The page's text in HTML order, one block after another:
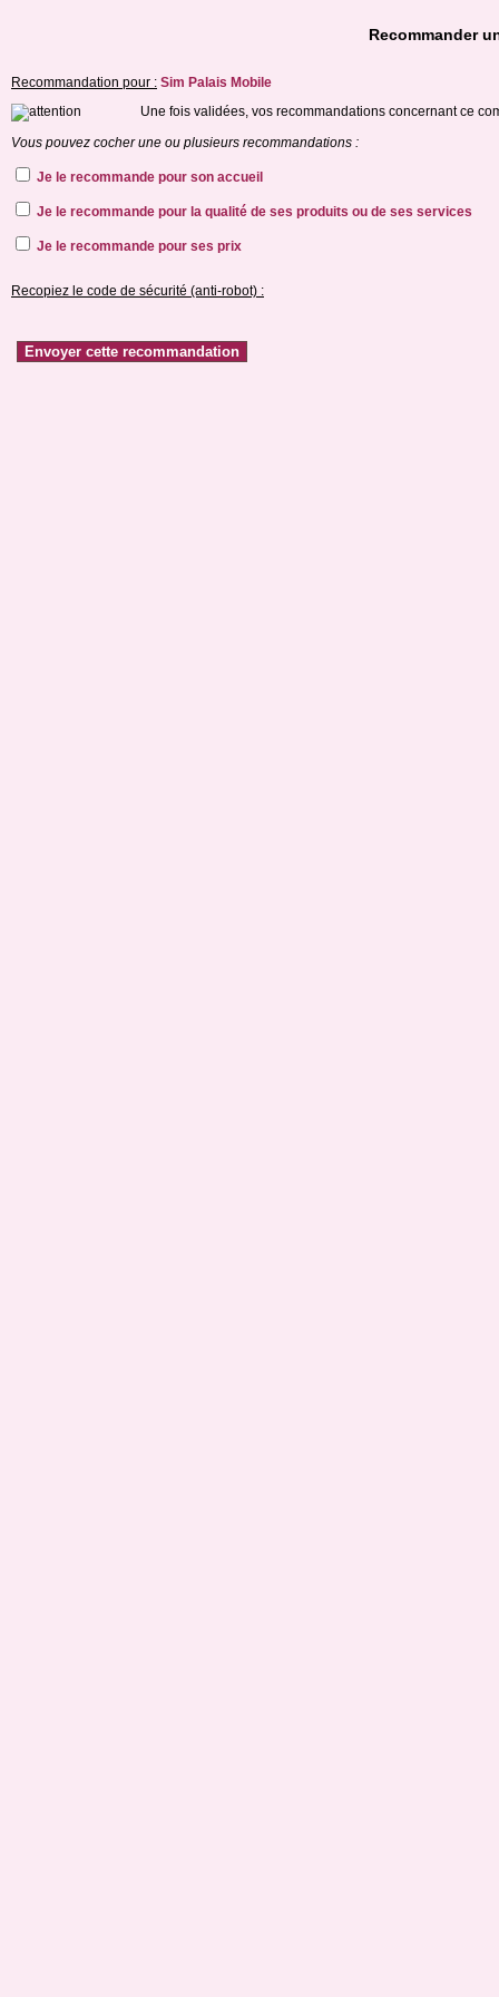
Recommander
Recommandation pour : Sim Palais Mobile
Une fois validées, vos recommandations concernant ce
Vous pouvez cocher une ou plusieurs recommandations :
Je le recommande pour son accueil
Je le recommande pour la qualité de ses produits ou de ses services
Je le recommande pour ses prix
Recopiez le code de sécurité (anti-robot) :